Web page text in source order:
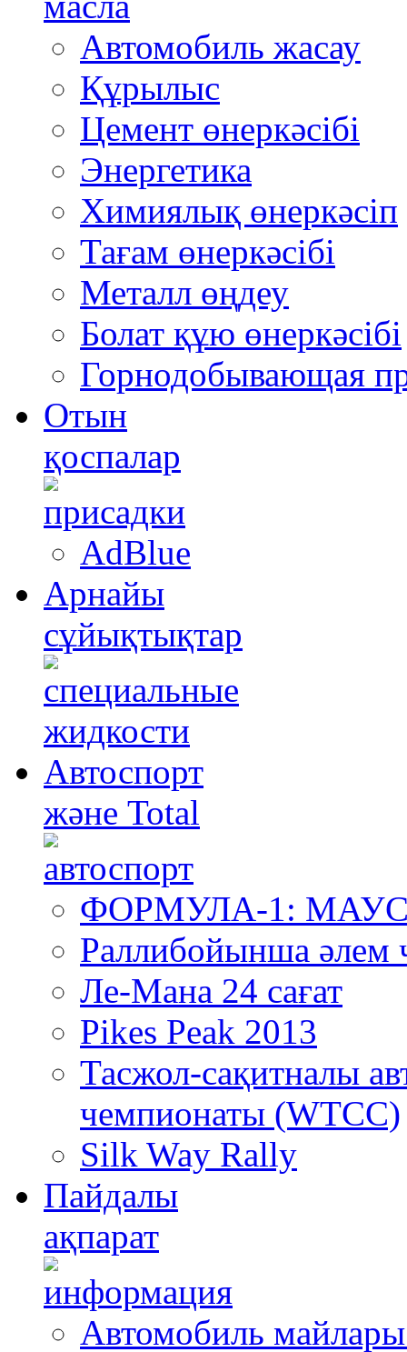
Автомобиль жасау
Құрылыс
Цемент өнеркәсібі
Энергетика
Химиялық өнеркәсіп
Тағам өнеркәсібі
Металл өңдеу
Болат құю өнеркәсібі
Горнодобывающая
Отын
қоспалар
AdBlue
Арнайы
сұйықтықтар
Автоспорт
және Total
ФОРМУЛА-1:
Раллибойынша әлем
Ле-Мана 24 сағат
Pikes Peak 2013
Тасжол-сақитналы
чемпионаты (WTCC)
Silk Way Rally
Пайдалы
ақпарат
Автомобиль